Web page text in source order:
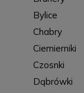
Bylice
Chabry
Ciemierniki
Czosnki
Dąbrówki